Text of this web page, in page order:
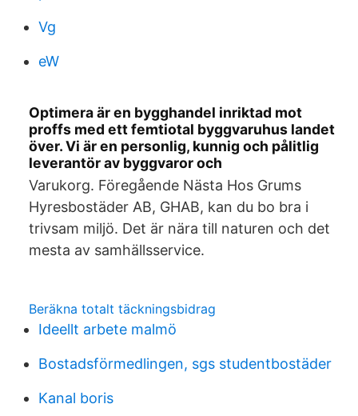
Vg
eW
Optimera är en bygghandel inriktad mot
proffs med ett femtiotal byggvaruhus landet
över. Vi är en personlig, kunnig och pålitlig
leverantör av byggvaror och
Varukorg. Föregående Nästa Hos Grums
Hyresbostäder AB, GHAB, kan du bo bra i
trivsam miljö. Det är nära till naturen och det
mesta av samhällsservice.
Beräkna totalt täckningsbidrag
Ideellt arbete malmö
Bostadsförmedlingen, sgs studentbostäder
Kanal boris